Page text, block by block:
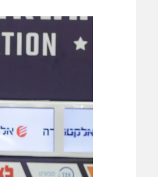
תקנון משתתפים וזוכים בפרסים
תקנון עבור פעילות אלקטרה
תקנון עבור פעילות ספורט 1 – "מרלן"
תנאי שימוש
מדיניות פרטיות
תקנון פעילות ספורט 1
רשיון להקרנה פומבית לבית עסק